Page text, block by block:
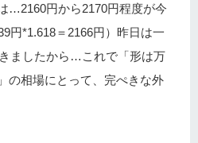
…2160円から2170円程度が今
円*1.618＝2166円）昨日は一
ましたから…これで「形は万
の相場にとって、完ぺきな外